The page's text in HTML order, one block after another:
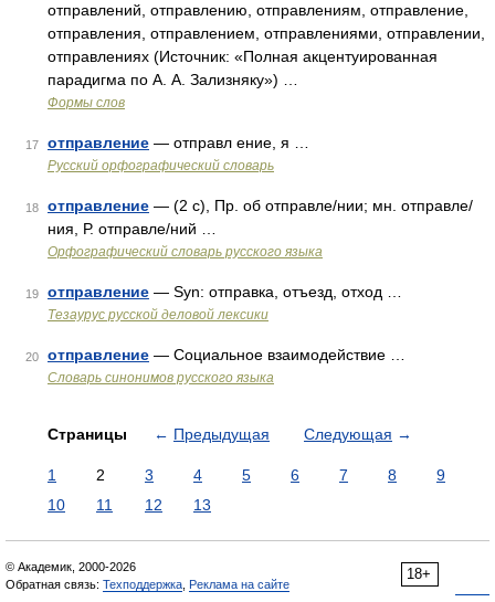
отправлений, отправлению, отправлениям, отправление,
отправления, отправлением, отправлениями, отправлении,
отправлениях (Источник: «Полная акцентуированная
парадигма по А. А. Зализняку») …
Формы слов
17 отправление — отправл ение, я …
Русский орфографический словарь
18 отправление — (2 с), Пр. об отправле/нии; мн. отправле/
ния, Р. отправле/ний …
Орфографический словарь русского языка
19 отправление — Syn: отправка, отъезд, отход …
Тезаурус русской деловой лексики
20 отправление — Социальное взаимодействие …
Словарь синонимов русского языка
Страницы ← Предыдущая Следующая →
1 2 3 4 5 6 7 8
9
10
11 12 13
18+
© Академик, 2000-2026
Обратная связь: Техподдержка Реклама на сайте